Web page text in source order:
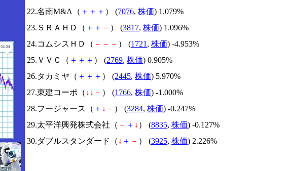
22.名南M&A（ ＋ ＋ ＋ ） (7076, 株価) 1.079%
23.ＳＲＡＨＤ（ ＋ ＋ － ） (3817, 株価) 1.096%
24.コムシスＨＤ（ － － － ） (1721 , 株価) -4.953%
25.ＶＶＣ（ ＋ ＋ ＋ ） (2769, 株価) 0.905%
26.タカミヤ（ ＋ ＋ ＋ ） (2445, 株価) 5.970%
27.東建コーポ（ ↓ ↓ － ） (1766, 株価) -1.000%
28.フージャース（ ＋ ↓ － ） (3284, 株価) -0.247%
29.太平洋興発株式会社（ － ＋ ↓ ） (8835, 株価) -0.127%
30.ダブルスタンダード（ ↓ ＋ － ） (3925, 株価) 2.226%